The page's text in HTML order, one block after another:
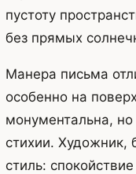
пустоту
без прямых
Манера письма
особенно на
монументальна,
стихии. Художник,
стиль: